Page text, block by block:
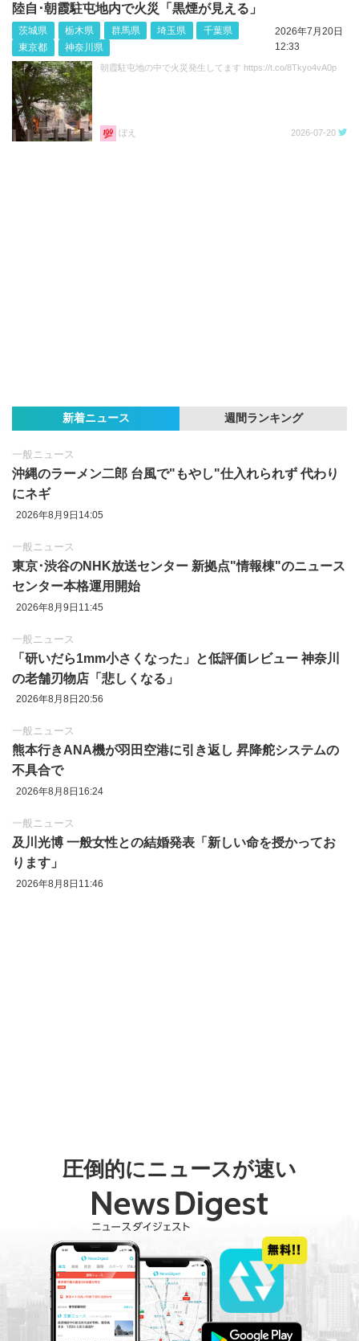
陸自･朝霞駐屯地内で火災「黒煙が見える」
茨城県 栃木県 群馬県 埼玉県
千葉県
東京都
神奈川県
2026年7月20日
12:33
朝霞駐屯地の中で火災発生してます https://t.co/8Tkyo4vA0p
ぼえ 2026-07-20
新着ニュース 週間ランキング
一般ニュース
沖縄のラーメン二郎 台風で"もやし"仕入れられず 代わり
にネギ
2026年8月9日14:05
一般ニュース
東京‪･‬渋谷のNHK放送センター 新拠点"情報棟"のニュース
センター本格運用開始
2026年8月9日11:45
一般ニュース
「研いだら1mm小さくなった」と低評価レビュー 神奈川
の老舗刃物店「悲しくなる」
2026年8月8日20:56
一般ニュース
熊本行きANA機が羽田空港に引き返し 昇降舵システムの
不具合で
2026年8月8日16:24
一般ニュース
及川光博 一般女性との結婚発表「新しい命を授かってお
ります」
2026年8月8日11:46
圧倒的にニュースが速い